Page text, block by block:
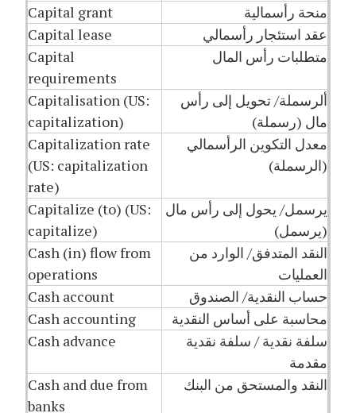
منحة رأسمالية
Capital grant
عقد استئجار رأسمالي
Capital lease
متطلبات رأس المال
Capital
requirements
ألرسملة/ تحويل إلى رأس
مال (رسملة)
Capitalisation (US:
capitalization)
معدل التكوين الرأسمالي
(الرسملة)
Capitalization rate
(US: capitalization
rate)
يرسمل/ يحول إلى رأس مال
(يرسمل)
Capitalize (to) (US:
capitalize)
النقد المتدفق/ الوارد من
العمليات
Cash (in) flow from
operations
حساب النقدية/ الصندوق
Cash account
محاسبة على أساس النقدية
Cash accounting
سلفة نقدية / سلفة نقدية
مقدمة
Cash advance
النقد والمستحق من البنك
Cash and due from
banks